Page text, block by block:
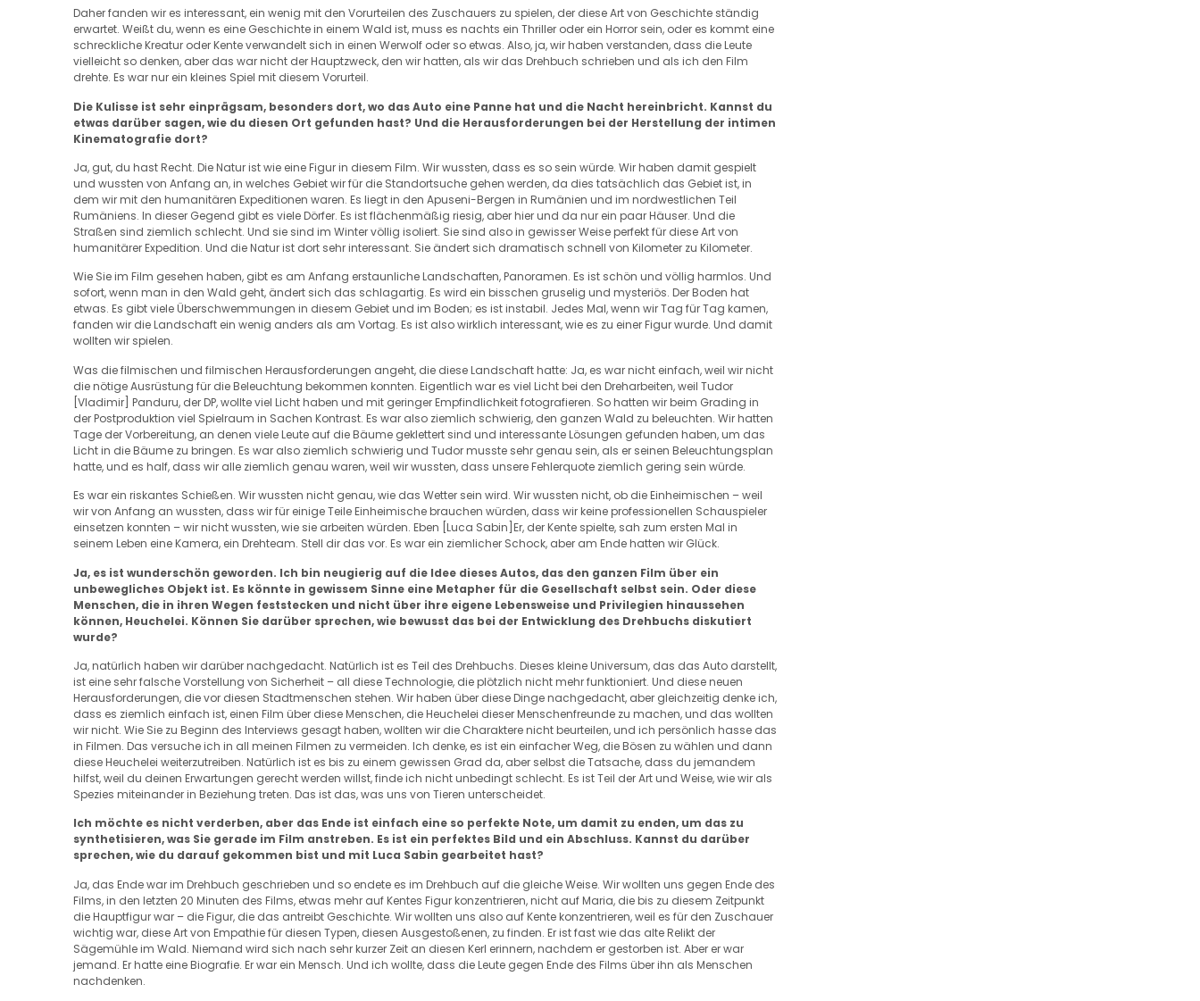
Daher fanden wir es interessant, ein wenig mit den Vorurteilen des Zuschauers zu spielen, der diese Art von Geschichte ständig
erwartet. Weißt du, wenn es eine Geschichte in einem Wald ist, muss es nachts ein Thriller oder ein Horror sein, oder es kommt eine
schreckliche Kreatur oder Kente verwandelt sich in einen Werwolf oder so etwas. Also, ja, wir haben verstanden, dass die Leute
vielleicht so denken, aber das war nicht der Hauptzweck, den wir hatten, als wir das Drehbuch schrieben und als ich den Film
drehte. Es war nur ein kleines Spiel mit diesem Vorurteil.
Die Kulisse ist sehr einprägsam, besonders dort, wo das Auto eine Panne hat und die Nacht hereinbricht. Kannst du
etwas darüber sagen, wie du diesen Ort gefunden hast? Und die Herausforderungen bei der Herstellung der intimen
Kinematografie dort?
Ja, gut, du hast Recht. Die Natur ist wie eine Figur in diesem Film. Wir wussten, dass es so sein würde. Wir haben damit gespielt
und wussten von Anfang an, in welches Gebiet wir für die Standortsuche gehen werden, da dies tatsächlich das Gebiet ist, in
dem wir mit den humanitären Expeditionen waren. Es liegt in den Apuseni-Bergen in Rumänien und im nordwestlichen Teil
Rumäniens. In dieser Gegend gibt es viele Dörfer. Es ist flächenmäßig riesig, aber hier und da nur ein paar Häuser. Und die
Straßen sind ziemlich schlecht. Und sie sind im Winter völlig isoliert. Sie sind also in gewisser Weise perfekt für diese Art von
humanitärer Expedition. Und die Natur ist dort sehr interessant. Sie ändert sich dramatisch schnell von Kilometer zu Kilometer.
Wie Sie im Film gesehen haben, gibt es am Anfang erstaunliche Landschaften, Panoramen. Es ist schön und völlig harmlos. Und
sofort, wenn man in den Wald geht, ändert sich das schlagartig. Es wird ein bisschen gruselig und mysteriös. Der Boden hat
etwas. Es gibt viele Überschwemmungen in diesem Gebiet und im Boden; es ist instabil. Jedes Mal, wenn wir Tag für Tag kamen,
fanden wir die Landschaft ein wenig anders als am Vortag. Es ist also wirklich interessant, wie es zu einer Figur wurde. Und damit
wollten wir spielen.
Was die filmischen und filmischen Herausforderungen angeht, die diese Landschaft hatte: Ja, es war nicht einfach, weil wir nicht
die nötige Ausrüstung für die Beleuchtung bekommen konnten. Eigentlich war es viel Licht bei den Dreharbeiten, weil Tudor
[Vladimir] Panduru, der DP, wollte viel Licht haben und mit geringer Empfindlichkeit fotografieren. So hatten wir beim Grading in
der Postproduktion viel Spielraum in Sachen Kontrast. Es war also ziemlich schwierig, den ganzen Wald zu beleuchten. Wir hatten
Tage der Vorbereitung, an denen viele Leute auf die Bäume geklettert sind und interessante Lösungen gefunden haben, um das
Licht in die Bäume zu bringen. Es war also ziemlich schwierig und Tudor musste sehr genau sein, als er seinen Beleuchtungsplan
hatte, und es half, dass wir alle ziemlich genau waren, weil wir wussten, dass unsere Fehlerquote ziemlich gering sein würde.
Es war ein riskantes Schießen. Wir wussten nicht genau, wie das Wetter sein wird. Wir wussten nicht, ob die Einheimischen – weil
wir von Anfang an wussten, dass wir für einige Teile Einheimische brauchen würden, dass wir keine professionellen Schauspieler
einsetzen konnten – wir nicht wussten, wie sie arbeiten würden. Eben [Luca Sabin]Er, der Kente spielte, sah zum ersten Mal in
seinem Leben eine Kamera, ein Drehteam. Stell dir das vor. Es war ein ziemlicher Schock, aber am Ende hatten wir Glück.
Ja, es ist wunderschön geworden. Ich bin neugierig auf die Idee dieses Autos, das den ganzen Film über ein
unbewegliches Objekt ist. Es könnte in gewissem Sinne eine Metapher für die Gesellschaft selbst sein. Oder diese
Menschen, die in ihren Wegen feststecken und nicht über ihre eigene Lebensweise und Privilegien hinaussehen
können, Heuchelei. Können Sie darüber sprechen, wie bewusst das bei der Entwicklung des Drehbuchs diskutiert
wurde?
Ja, natürlich haben wir darüber nachgedacht. Natürlich ist es Teil des Drehbuchs. Dieses kleine Universum, das das Auto darstellt,
ist eine sehr falsche Vorstellung von Sicherheit – all diese Technologie, die plötzlich nicht mehr funktioniert. Und diese neuen
Herausforderungen, die vor diesen Stadtmenschen stehen. Wir haben über diese Dinge nachgedacht, aber gleichzeitig denke ich,
dass es ziemlich einfach ist, einen Film über diese Menschen, die Heuchelei dieser Menschenfreunde zu machen, und das wollten
wir nicht. Wie Sie zu Beginn des Interviews gesagt haben, wollten wir die Charaktere nicht beurteilen, und ich persönlich hasse das
in Filmen. Das versuche ich in all meinen Filmen zu vermeiden. Ich denke, es ist ein einfacher Weg, die Bösen zu wählen und dann
diese Heuchelei weiterzutreiben. Natürlich ist es bis zu einem gewissen Grad da, aber selbst die Tatsache, dass du jemandem
hilfst, weil du deinen Erwartungen gerecht werden willst, finde ich nicht unbedingt schlecht. Es ist Teil der Art und Weise, wie wir als
Spezies miteinander in Beziehung treten. Das ist das, was uns von Tieren unterscheidet.
Ich möchte es nicht verderben, aber das Ende ist einfach eine so perfekte Note, um damit zu enden, um das zu
synthetisieren, was Sie gerade im Film anstreben. Es ist ein perfektes Bild und ein Abschluss. Kannst du darüber
sprechen, wie du darauf gekommen bist und mit Luca Sabin gearbeitet hast?
Ja, das Ende war im Drehbuch geschrieben und so endete es im Drehbuch auf die gleiche Weise. Wir wollten uns gegen Ende des
Films, in den letzten 20 Minuten des Films, etwas mehr auf Kentes Figur konzentrieren, nicht auf Maria, die bis zu diesem Zeitpunkt
die Hauptfigur war – die Figur, die das antreibt Geschichte. Wir wollten uns also auf Kente konzentrieren, weil es für den Zuschauer
wichtig war, diese Art von Empathie für diesen Typen, diesen Ausgestoßenen, zu finden. Er ist fast wie das alte Relikt der
Sägemühle im Wald. Niemand wird sich nach sehr kurzer Zeit an diesen Kerl erinnern, nachdem er gestorben ist. Aber er war
jemand. Er hatte eine Biografie. Er war ein Mensch. Und ich wollte, dass die Leute gegen Ende des Films über ihn als Menschen
nachdenken.